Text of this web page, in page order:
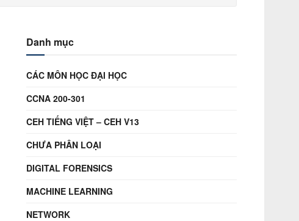
Danh mục
CÁC MÔN HỌC ĐẠI HỌC
CCNA 200-301
CEH TIẾNG VIỆT – CEH V13
CHƯA PHÂN LOẠI
DIGITAL FORENSICS
MACHINE LEARNING
NETWORK